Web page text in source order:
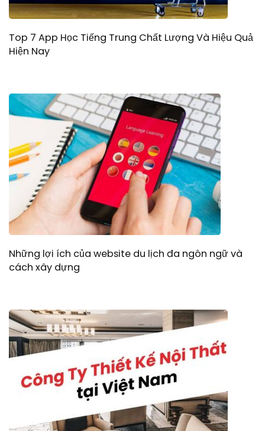
Top 7 App Học Tiếng Trung Chất Lượng Và Hiệu Quả
Hiện Nay
Những lợi ích của website du lịch đa ngôn ngữ và
cách xây dựng